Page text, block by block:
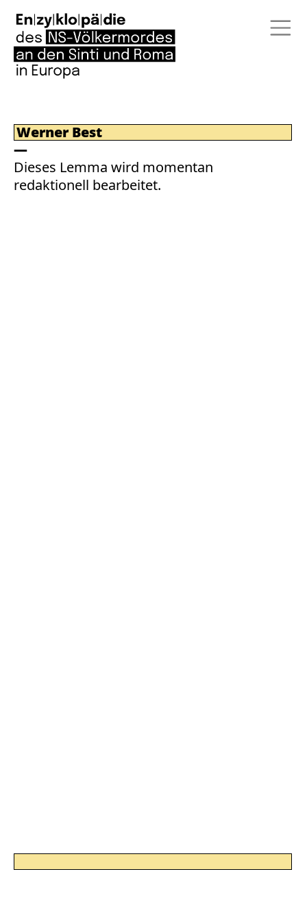
Werner Best
Dieses Lemma wird momentan
redaktionell bearbeitet.